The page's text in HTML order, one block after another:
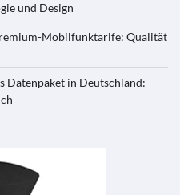
und Design
Mobilfunktarife: Qualität
Datenpaket in Deutschland: